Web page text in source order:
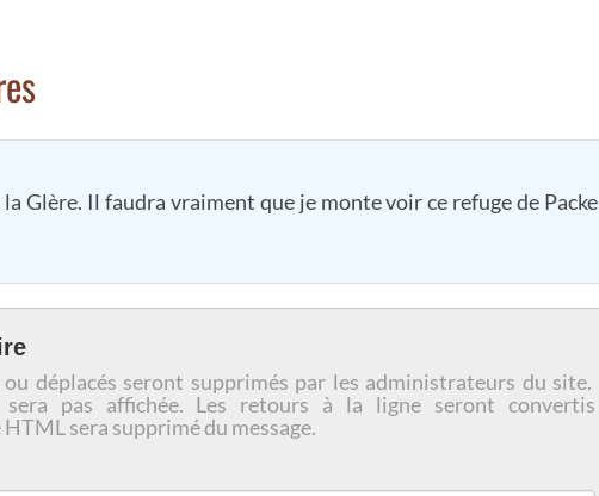
la Glère. Il faudra vraiment que je monte voir ce refuge de Packe
déplacés seront supprimés par les administrateurs du site.
pas affichée. Les retours à la ligne seront convertis
sera supprimé du message.